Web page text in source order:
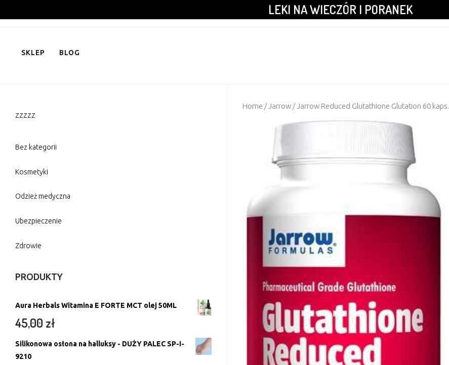
to
LEKI NA WIECZÓR I PORANEK
SKLEP BLOG
Home /Jarrow / Jarrow Reduced Glutathione Glutation 60 kaps.
zzzzz
Bez kategorii
Kosmetyki
Odzież medyczna
Ubezpieczenie
Zdrowie
PRODUKTY
Aura Herbals Witamina E FORTE MCT olej 50ML
45,00 zł
Silikonowa osłona na halluksy - DUŻY PALEC SP-I-
9210